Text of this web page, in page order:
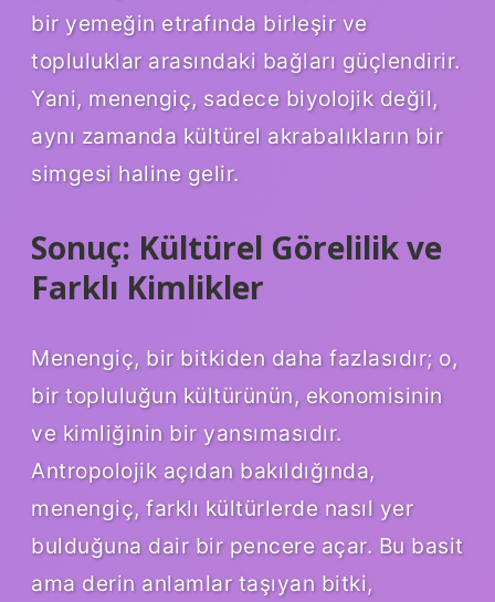
bir yemeğin etrafında birleşir ve
topluluklar arasındaki bağları güçlendirir.
Yani, menengiç, sadece biyolojik değil,
aynı zamanda kültürel akrabalıkların bir
simgesi haline gelir.
Sonuç: Kültürel Görelilik ve
Farklı Kimlikler
Menengiç, bir bitkiden daha fazlasıdır; o,
bir topluluğun kültürünün, ekonomisinin
ve kimliğinin bir yansımasıdır.
Antropolojik açıdan bakıldığında,
menengiç, farklı kültürlerde nasıl yer
bulduğuna dair bir pencere açar. Bu basit
ama derin anlamlar taşıyan bitki,